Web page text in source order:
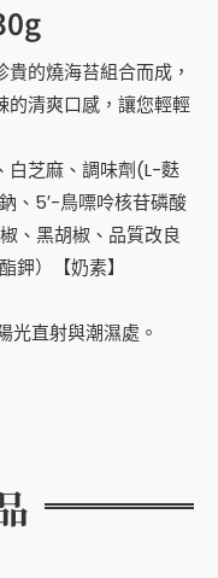
的燒海苔組合而成，
的清爽口感，讓您輕輕
白芝麻、調味劑(L-麩
、5′-鳥嘌呤核苷磷酸
、黑胡椒、品質改良
）【奶素】
光直射與潮濕處。